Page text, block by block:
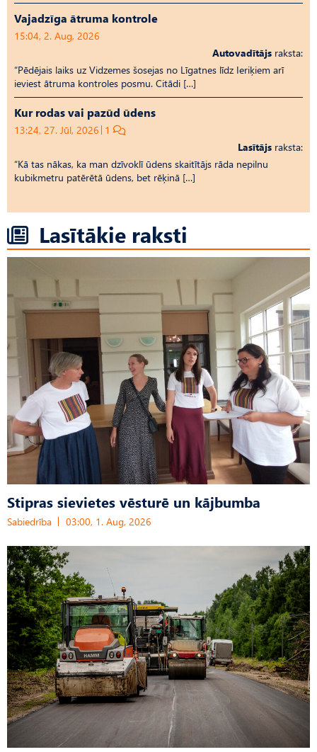
Vajadzīga ātruma kontrole
15:04, 2. Aug, 2026
Autovadītājs raksta:
“Pēdējais laiks uz Vid­ze­mes šosejas no Līgatnes līdz Ieriķiem arī
ieviest ātruma kontroles posmu. Citādi […]
Kur rodas vai pazūd ūdens
13:24, 27. Jūl, 2026 1
Lasītājs raksta:
“Kā tas nākas, ka man dzīvoklī ūdens skaitītājs rāda nepilnu
kubikmetru patērētā ūdens, bet rēķinā […]
Lasītākie raksti
Stipras sievietes vēsturē un kājbumba
Sabiedrība 03:00, 1. Aug, 2026